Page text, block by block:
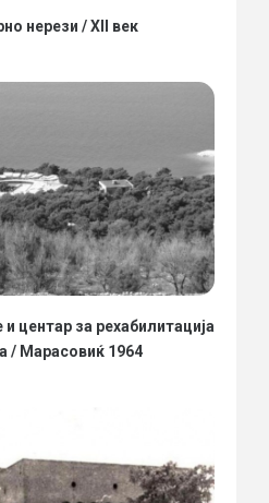
нерези / XII век
центар за рехабилитација
/ Марасовиќ 1964